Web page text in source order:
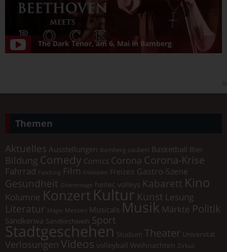
The Dark Tenor, am 6. Mai in Bamberg
Themen
Aktuelles Ausstellungen Bamberg zaubert Basketball Bier
Bildung Comedy Comics Corona Corona-Krise
Fahrrad Fasching Film Freibäder Freizeit Gastro-Szene
Gesundheit Gitarrentage heitec volleys Kabarett Kino
Kolumne Konzert Kultur Kunst Lesung
Literatur Magie Messen Musicals Musik Märkte Politik
Sandkerwa Sandkirchweih Sport
Stadtgeschehen Studium Theater Universität
Verlosungen Videos volleyball Weihnachten Zirkus